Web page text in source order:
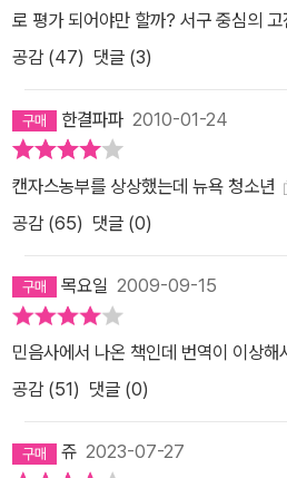
었으나 후에 샐린저 재단의 요구로 표지
개성을 엿볼 수 있는데, 자신의 작품에
용하지 않는 강한 자의식과 작품 외적인
작가적 자존심이 그것이다. 즉 샐린저는
통하기를 원했던 것인데, ‘아무것도 더
변하는 또 하나의 상징이 되었다.
로 평가 되어야만 할까? 서구 중심의
공감 (47) 댓글 (3)
한결파파 2010-01-24
캔자스농부를 상상했는데 뉴욕 청소년
공감 (65) 댓글 (0)
목요일 2009-09-15
민음사에서 나온 책인데 번역이 이상해
공감 (51) 댓글 (0)
쥬 2023-07-27